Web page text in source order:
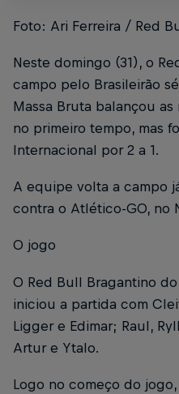
Foto: Ari Ferreira / Red
Neste domingo (31), o
campo pelo Brasileirão
Massa Bruta balançou
no primeiro tempo, mas
Internacional por 2 a 1.
A equipe volta a campo
contra o Atlético-GO, no
O jogo
O Red Bull Bragantino
iniciou a partida com
Ligger e Edimar; Raul,
Artur e Ytalo.
Logo no começo do